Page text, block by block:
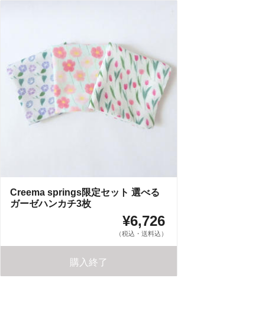
Creema springs限定セット 選べる
ガーゼハンカチ3枚
¥6,726
（税込・送料込）
購入終了